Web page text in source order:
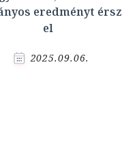
eredményt érsz
el
2025.09.06.